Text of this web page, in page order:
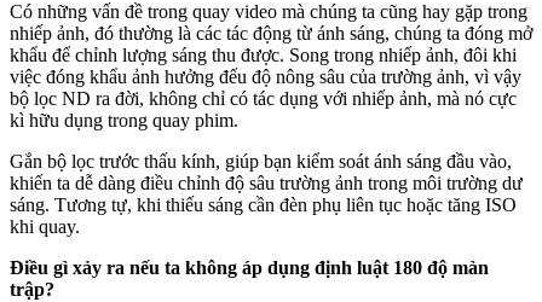
Có những vấn đề trong quay video mà chúng ta cũng hay gặp trong
nhiếp ảnh, đó thường là các tác động từ ánh sáng, chúng ta đóng mở
khẩu để chỉnh lượng sáng thu được. Song trong nhiếp ảnh, đôi khi
việc đóng khẩu ảnh hưởng đếu độ nông sâu của trường ảnh, vì vậy
bộ lọc ND ra đời, không chỉ có tác dụng với nhiếp ảnh, mà nó cực
kì hữu dụng trong quay phim.
Gắn bộ lọc trước thấu kính, giúp bạn kiểm soát ánh sáng đầu vào,
khiến ta dễ dàng điều chỉnh độ sâu trường ảnh trong môi trường dư
sáng. Tương tự, khi thiếu sáng cần đèn phụ liên tục hoặc tăng ISO
khi quay.
Điều gì xảy ra nếu ta không áp dụng định luật 180 độ màn
trập?